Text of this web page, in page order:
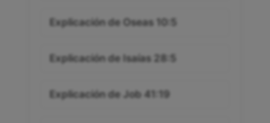
Explicación de Oseas 10:5
Explicación de Isaías 28:5
Explicación de Job 41:19